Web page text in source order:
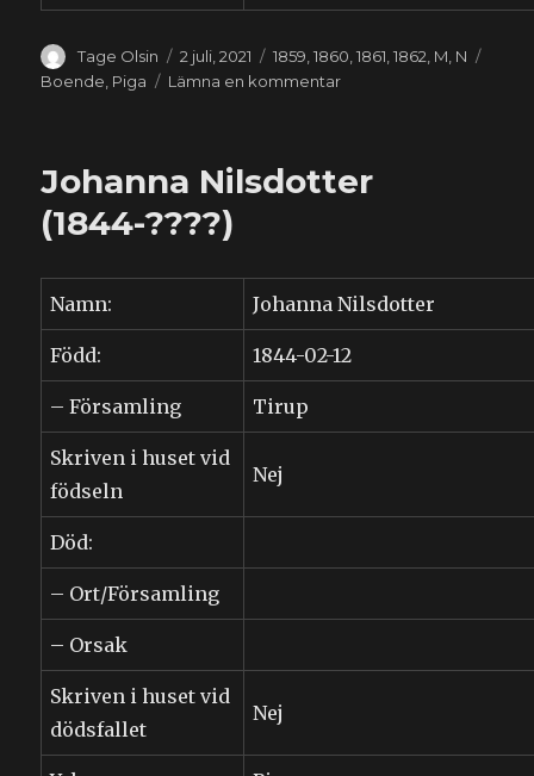
Författare
Tage Olsin
Publicerat
den
2 juli, 2021 Kategorier
1859 ,1860 ,1861 ,1862 M N
Boende Piga Lämna en kommentartill
1912)
Johanna Nilsdotter
(1844-????)
Namn: Johanna Nilsdotter
Född: 1844-02-12
– Församling Tirup
Skriven i huset vid
födseln
Nej
Död:
– Ort/Församling
– Orsak
Skriven i huset vid
dödsfallet
Nej